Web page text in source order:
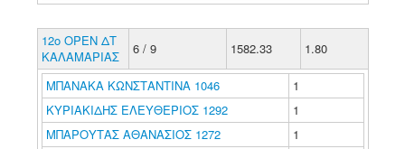
12ο ΟΡΕΝ ΔΤ
ΚΑΛΑΜΑΡΙΑΣ
6 / 9 1582.33 1.80
ΜΠΑΝΑΚΑ ΚΩΝΣΤΑΝΤΙΝΑ 1046
1
ΚΥΡΙΑΚΙΔΗΣ ΕΛΕΥΘΕΡΙΟΣ 1292
1
ΜΠΑΡΟΥΤΑΣ ΑΘΑΝΑΣΙΟΣ 1272
1